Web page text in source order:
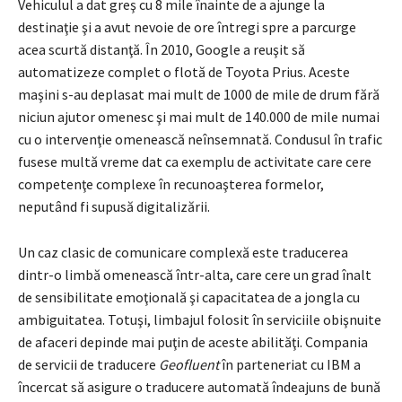
Vehiculul a dat greş cu 8 mile înainte de a ajunge la
destinaţie şi a avut nevoie de ore întregi spre a parcurge
acea scurtă distanţă. În 2010, Google a reuşit să
automatizeze complet o flotă de Toyota Prius. Aceste
maşini s-au deplasat mai mult de 1000 de mile de drum fără
niciun ajutor omenesc şi mai mult de 140.000 de mile numai
cu o intervenţie omenească neînsemnată. Condusul în trafic
fusese multă vreme dat ca exemplu de activitate care cere
competenţe complexe în recunoaşterea formelor,
neputând fi supusă digitalizării.
Un caz clasic de comunicare complexă este traducerea
dintr-o limbă omenească într-alta, care cere un grad înalt
de sensibilitate emoţională şi capacitatea de a jongla cu
ambiguitatea. Totuşi, limbajul folosit în serviciile obişnuite
de afaceri depinde mai puţin de aceste abilităţi. Compania
de servicii de traducere Geofluentîn parteneriat cu IBM a
încercat să asigure o traducere automată îndeajuns de bună